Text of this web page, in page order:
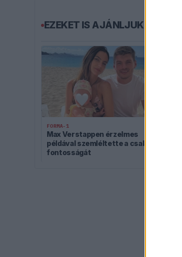
EZEKET IS AJÁNLJUK
FORMA-1
Max Verstappen érzelmes
példával szemléltette a család
fontosságát